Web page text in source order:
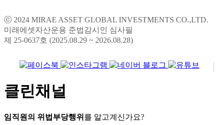
ⓒ 2024 MIRAE ASSET GLOBAL INVESTMENTS CO.,LTD.
미래에셋자산운용 준법감시인 심사필
제 25-0637호 (2025.08.29 ~ 2026.08.28)
클린채널
임직원의 위법부당행위 를 알고계신가요?